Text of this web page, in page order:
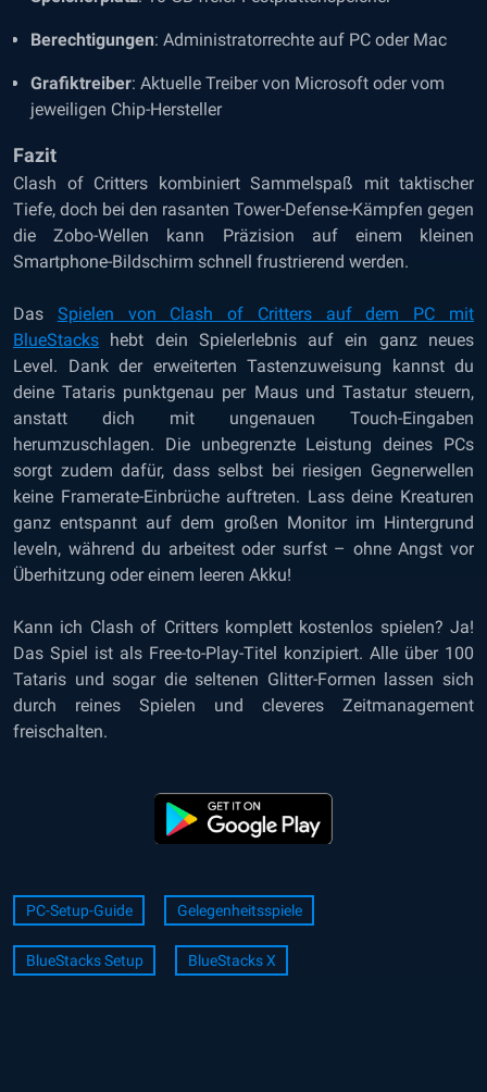
Berechtigungen: Administratorrechte auf PC oder Mac
Grafiktreiber: Aktuelle Treiber von Microsoft oder vom
jeweiligen Chip-Hersteller
Fazit
Clash of Critters kombiniert Sammelspaß mit taktischer
Tiefe, doch bei den rasanten Tower-Defense-Kämpfen gegen
die Zobo-Wellen kann Präzision auf einem kleinen
Smartphone-Bildschirm schnell frustrierend werden.
Das Spielen von Clash of Critters auf dem PC mit
BlueStacks hebt dein Spielerlebnis auf ein ganz neues
Level. Dank der erweiterten Tastenzuweisung kannst du
deine Tataris punktgenau per Maus und Tastatur steuern,
anstatt dich mit ungenauen Touch-Eingaben
herumzuschlagen. Die unbegrenzte Leistung deines PCs
sorgt zudem dafür, dass selbst bei riesigen Gegnerwellen
keine Framerate-Einbrüche auftreten. Lass deine Kreaturen
ganz entspannt auf dem großen Monitor im Hintergrund
leveln, während du arbeitest oder surfst – ohne Angst vor
Überhitzung oder einem leeren Akku!
Kann ich Clash of Critters komplett kostenlos spielen? Ja!
Das Spiel ist als Free-to-Play-Titel konzipiert. Alle über 100
Tataris und sogar die seltenen Glitter-Formen lassen sich
durch reines Spielen und cleveres Zeitmanagement
freischalten.
PC-Setup-Guide Gelegenheitsspiele
BlueStacks Setup BlueStacks X